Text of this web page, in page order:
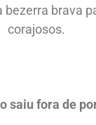
bezerra brava
corajosos.
saiu fora de